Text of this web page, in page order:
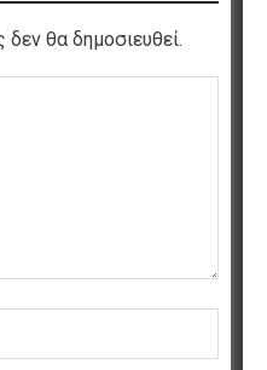
θα δημοσιευθεί.